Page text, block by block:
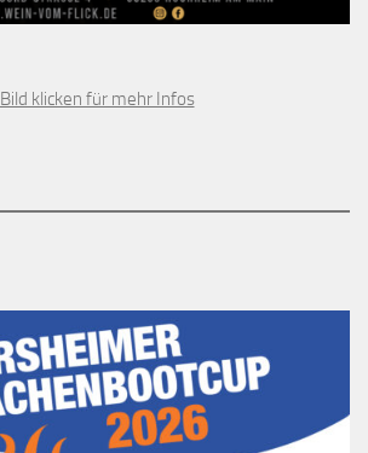
Bild klicken für mehr Infos